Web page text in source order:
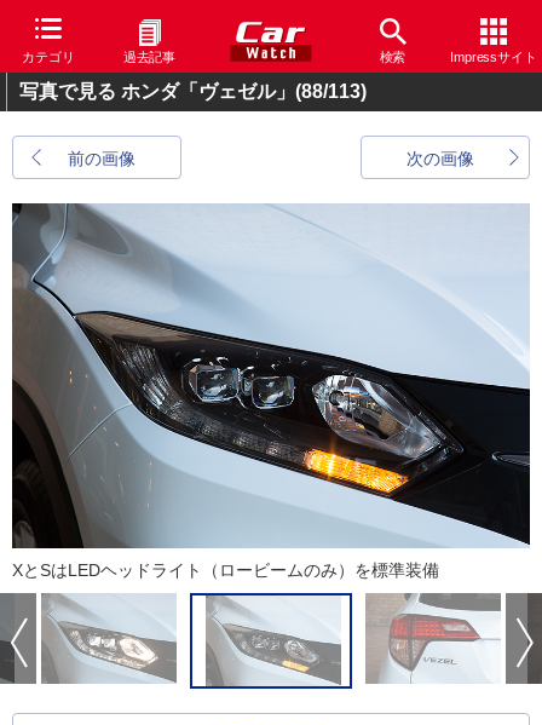
カテゴリ 過去記事 検索 Impressサイト
写真で見る ホンダ「ヴェゼル」 (88/113)
前の画像 次の画像
XとSはLEDヘッドライト（ロービームのみ）を標準装備